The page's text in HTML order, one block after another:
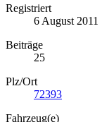
Registriert
6 August 2011
Beiträge
25
Plz/Ort
72393
Fahrzeug(e)